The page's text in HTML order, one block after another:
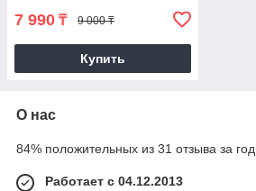
7 990 ₸ 9 000 ₸
Купить
О нас
84% положительных из 31 отзыва за год
Работает с 04.12.2013